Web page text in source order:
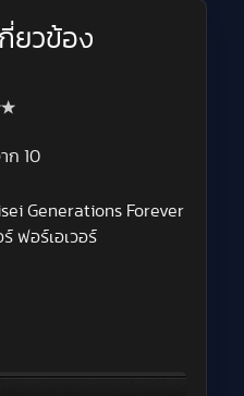
ยวข้อง
ก 10
Generations Forever
ฟอร์เอเวอร์